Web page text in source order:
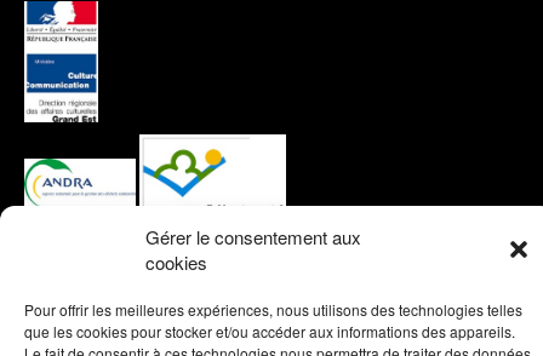
Gérer le consentement aux
cookies
Pour offrir les meilleures expériences, nous utilisons des technologies telles
que les cookies pour stocker et/ou accéder aux informations des appareils.